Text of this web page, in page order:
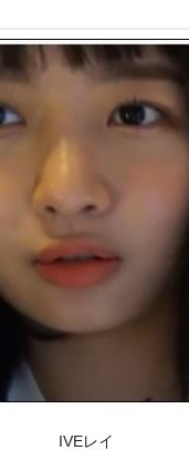
IVEレイ